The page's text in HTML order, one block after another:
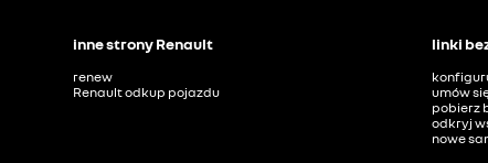
inne strony Renault
renew
Renault odkup pojazdu
linki
umów
pobierz
odkryj
nowe